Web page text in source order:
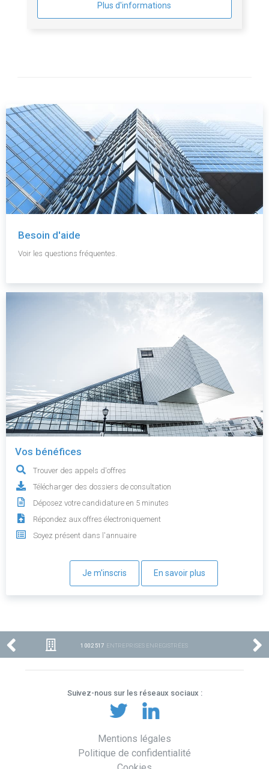
Plus d'informations
Besoin d'aide
Voir les questions fréquentes.
Vos bénéfices
Trouver des appels d'offres
Télécharger des dossiers de consultation
Déposez votre candidature en 5 minutes
Répondez aux offres électroniquement
Soyez présent dans l'annuaire
Je m'inscris En savoir plus
1 002 517 ENTREPRISES ENREGISTRÉES
Suivez-nous sur les réseaux sociaux :
Mentions légales
Politique de confidentialité